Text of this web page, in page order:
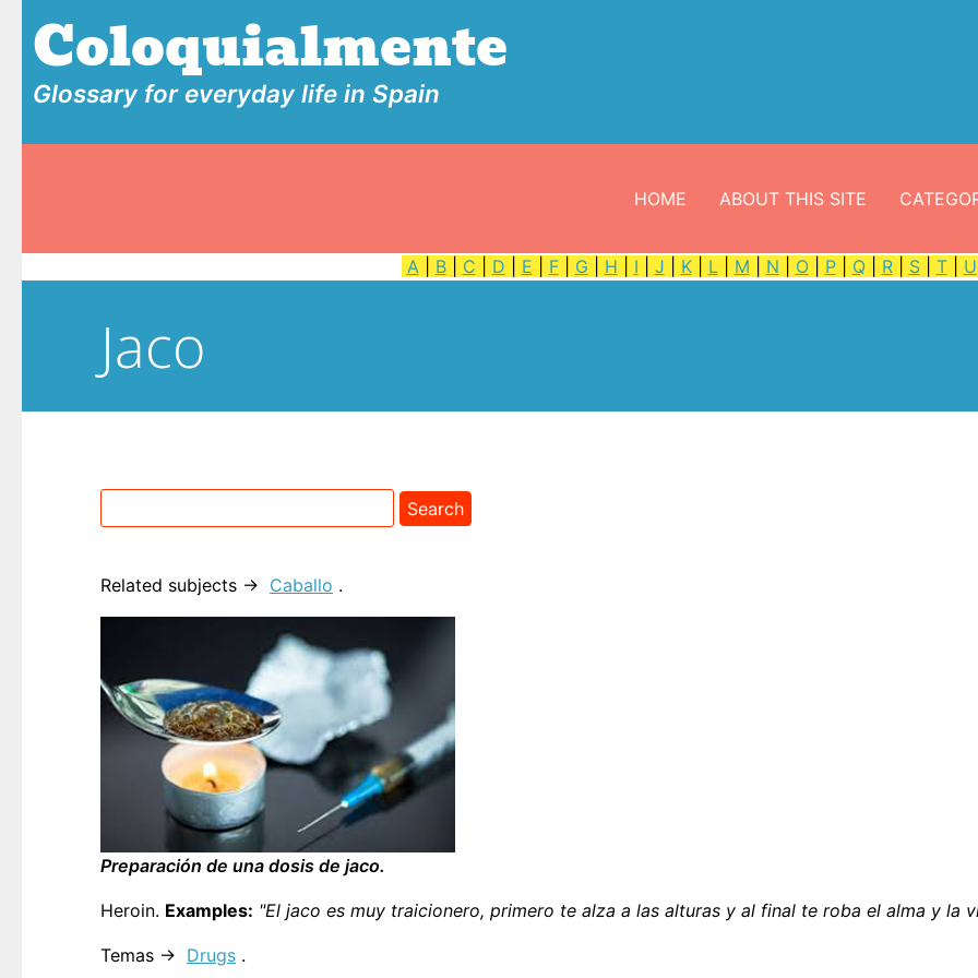
Coloquialmente
Glossary for everyday life in Spain
HOME ABOUT THIS SITE
A| B| C D E F| G H I J K| L| M N O| P| Q| R| S| T| U
Jaco
Related subjects → Caballo .
Preparación de una dosis de jaco.
Heroin. Examples: "El jaco es muy traicionero, primero te alza a las alturas y al final te roba el alma y la
Temas → Drugs .